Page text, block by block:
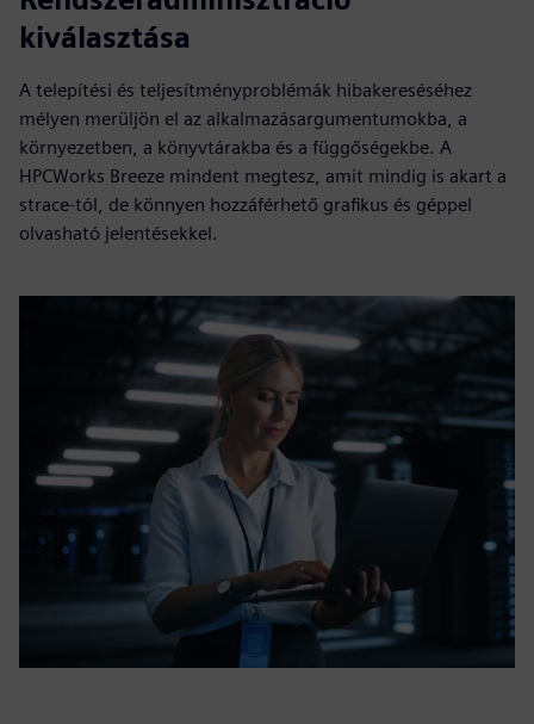
kiválasztása
A telepítési és teljesítményproblémák hibakereséséhez
mélyen merüljön el az alkalmazásargumentumokba, a
környezetben, a könyvtárakba és a függőségekbe. A
HPCWorks Breeze mindent megtesz, amit mindig is akart a
strace-tól, de könnyen hozzáférhető grafikus és géppel
olvasható jelentésekkel.